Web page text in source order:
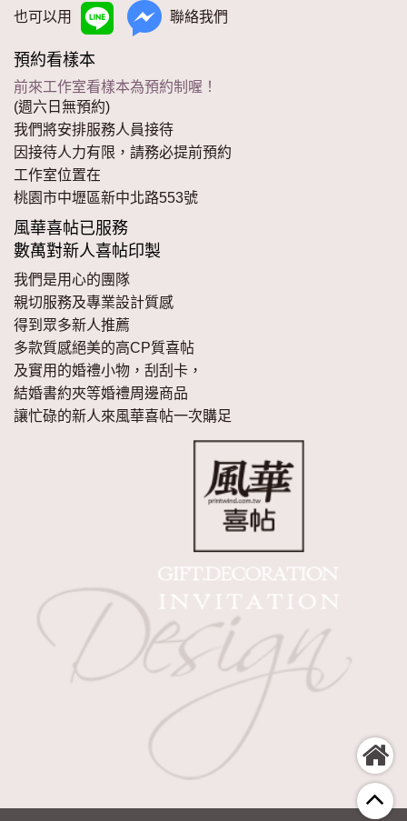
也可以用 聯絡我們
預約看樣本
前來工作室看樣本為預約制喔！
(週六日無預約)
我們將安排服務人員接待
因接待人力有限，請務必提前預約
工作室位置在
桃園市中壢區新中北路553號
風華喜帖已服務
數萬對新人喜帖印製
我們是用心的團隊
親切服務及專業設計質感
得到眾多新人推薦
多款質感絕美的高CP質喜帖
及實用的婚禮小物，刮刮卡，
結婚書約夾等婚禮周邊商品
讓忙碌的新人來風華喜帖一次購足